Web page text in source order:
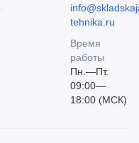
tehnika.ru
Время
работы
Пн.—Пт.
09:00—
18:00 (МСК)